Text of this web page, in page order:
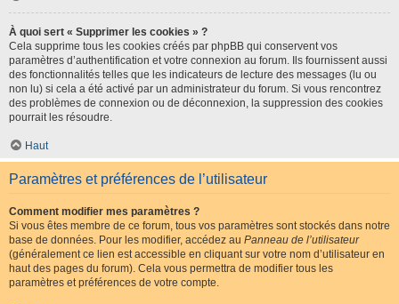
À quoi sert « Supprimer les cookies » ?
Cela supprime tous les cookies créés par phpBB qui conservent vos
paramètres d’authentification et votre connexion au forum. Ils fournissent aussi
des fonctionnalités telles que les indicateurs de lecture des messages (lu ou
non lu) si cela a été activé par un administrateur du forum. Si vous rencontrez
des problèmes de connexion ou de déconnexion, la suppression des cookies
pourrait les résoudre.
Haut
Paramètres et préférences de l’utilisateur
Comment modifier mes paramètres ?
Si vous êtes membre de ce forum, tous vos paramètres sont stockés dans notre
base de données. Pour les modifier, accédez au Panneau de l’utilisateur
(généralement ce lien est accessible en cliquant sur votre nom d’utilisateur en
haut des pages du forum). Cela vous permettra de modifier tous les
paramètres et préférences de votre compte.